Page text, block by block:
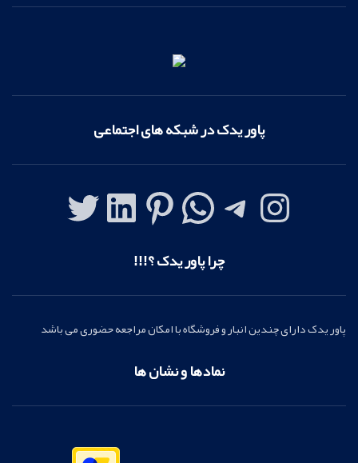
پاور یدک در شبکه های اجتماعی
چرا پاور یدک ؟!!!
پاور یدک دارای چندین انبار و فروشگاه با امکان مراجعه حضوری می باشد
نمادها و نشان ها